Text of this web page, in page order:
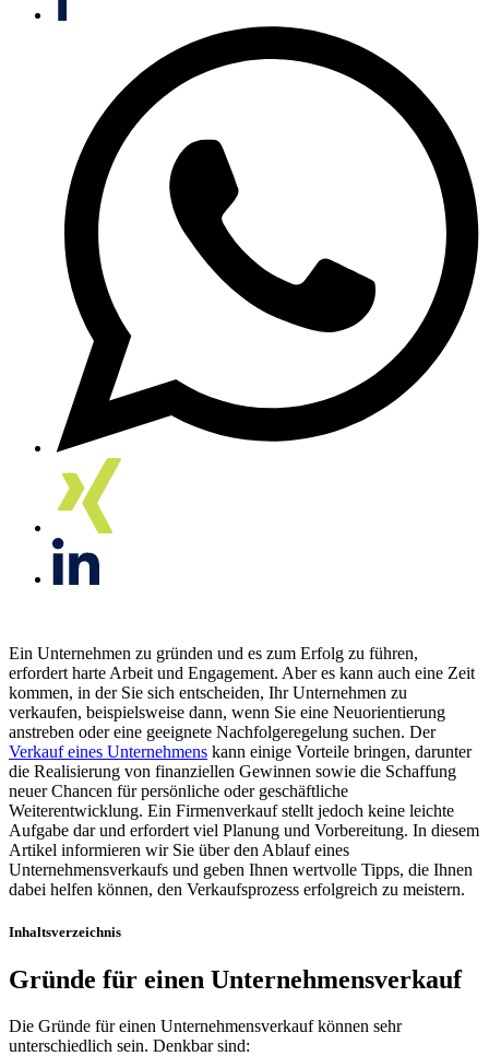
Ein Unternehmen zu gründen und es zum Erfolg zu führen,
erfordert harte Arbeit und Engagement. Aber es kann auch eine Zeit
kommen, in der Sie sich entscheiden, Ihr Unternehmen zu
verkaufen, beispielsweise dann, wenn Sie eine Neuorientierung
anstreben oder eine geeignete Nachfolgeregelung suchen. Der
Verkauf eines Unternehmens kann einige Vorteile bringen, darunter
die Realisierung von finanziellen Gewinnen sowie die Schaffung
neuer Chancen für persönliche oder geschäftliche
Weiterentwicklung. Ein Firmenverkauf stellt jedoch keine leichte
Aufgabe dar und erfordert viel Planung und Vorbereitung. In diesem
Artikel informieren wir Sie über den Ablauf eines
Unternehmensverkaufs und geben Ihnen wertvolle Tipps, die Ihnen
dabei helfen können, den Verkaufsprozess erfolgreich zu meistern.
Inhaltsverzeichnis
Gründe für einen Unternehmensverkauf
Die Gründe für einen Unternehmensverkauf können sehr
unterschiedlich sein. Denkbar sind: